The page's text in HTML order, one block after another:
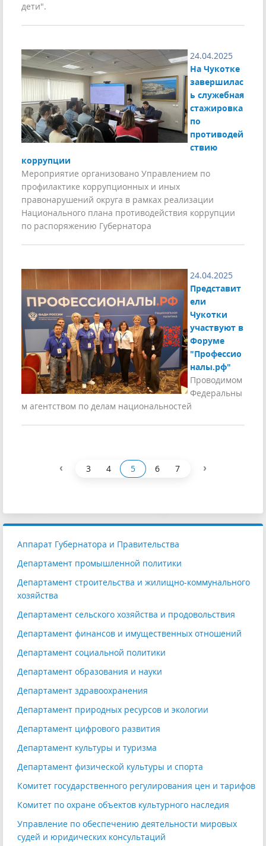
дети".
24.04.2025
На Чукотке
завершилас
ь служебная
стажировка
по
противодей
ствию
коррупции
Мероприятие организовано Управлением по
профилактике коррупционных и иных
правонарушений округа в рамках реализации
Национального плана противодействия коррупции
по распоряжению Губернатора
24.04.2025
Представит
ели
Чукотки
участвуют в
Форуме
"Профессио
налы.рф"
Проводимом
Федеральны
м агентством по делам национальностей
‹ 3 4 5 6 7 ›
Аппарат Губернатора и Правительства
Департамент промышленной политики
Департамент строительства и жилищно-коммунального
хозяйства
Департамент сельского хозяйства и продовольствия
Департамент финансов и имущественных отношений
Департамент социальной политики
Департамент образования и науки
Департамент здравоохранения
Департамент природных ресурсов и экологии
Департамент цифрового развития
Департамент культуры и туризма
Департамент физической культуры и спорта
Комитет государственного регулирования цен и тарифов
Комитет по охране объектов культурного наследия
Управление по обеспечению деятельности мировых
судей и юридических консультаций